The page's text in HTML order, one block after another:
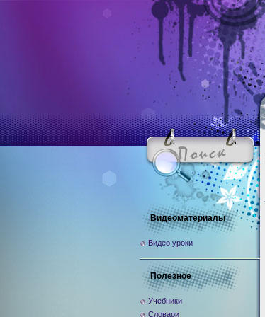
Видеоматериалы
Видео уроки
Полезное
Учебники
Словари